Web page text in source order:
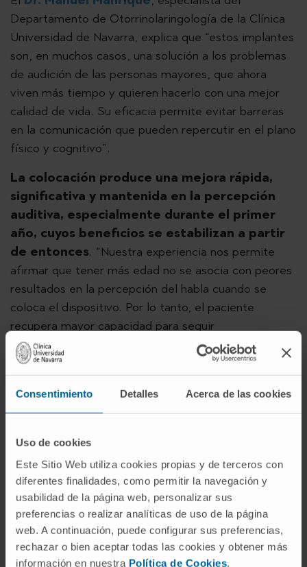
Consentimiento Detalles Acerca de las cookies
Uso de cookies
Este Sitio Web utiliza cookies propias y de terceros con
diferentes finalidades, como permitir la navegación y
usabilidad de la página web, personalizar sus
preferencias o realizar analíticas de uso de la página
web. A continuación, puede configurar sus preferencias,
rechazar o bien aceptar todas las cookies y obtener más
información en nuestra Política de Cookies.
Departamento de Otorrinolaringología de la Clínica
Universidad de Navarra, explica que “estos implantes
son, en muchos casos, una solución a los problemas
de audición de las personas mayores, que ahora
viven más tiempo y quieren hacerlo con una mejor
calidad de vida. Su eficacia permite evitar barreras
en la comunicación que pueden repercutir en el plano
físico y cognitivo”.
La colocación produce una mejora rápida,
significativa y mantenida en la percepción
auditiva, especialmente durante el primer
año, cuyos beneficios se estabilizan a partir
de entonces. “Nuestra experiencia nos permite
afirmar que tener más edad no se asocia con peores
resultados en la percepción del habla cuando se
coloca el dispositivo. Por lo tanto, el paciente
recupera mayor capacidad para seguir
conversaciones, entender instrucciones, relacionarse
y ganar autonomía. Por otro lado, tampoco se han
equilibrio. Es más, oír mejor reduce los riesgos de
caídas”, asegura el Dr. Manrique.
La cirugía para su colocación es similar a la que se
realiza en los adultos jóvenes. En caso de que exista
un riesgo para el paciente desde el punto de vista
anestésico, es posible realizar la intervención bajo
anestesia local. El nivel de molestias posquirúrgicas
no es elevado y, en cualquier caso, se puede tratar
con analgésicos convencionales antes de que los